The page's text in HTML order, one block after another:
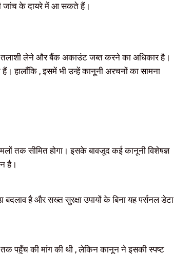
जांच के दायरे में आ सकते हैं।
लेने और बैंक अकाउंट जब्त करने का अधिकार है।
हालाँकि , इसमें भी उन्हें कानूनी अरचनों का सामना
तक सीमित होगा। इसके बावजूद कई कानूनी विशेषज्ञ
है।
है और सख्त सुरक्षा उपायों के बिना यह पर्सनल डेटा
पहुँच की मांग की थी , लेकिन कानून ने इसकी स्पष्ट